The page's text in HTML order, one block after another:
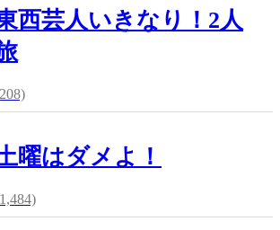
西芸人いきなり！2人
曜はダメよ！